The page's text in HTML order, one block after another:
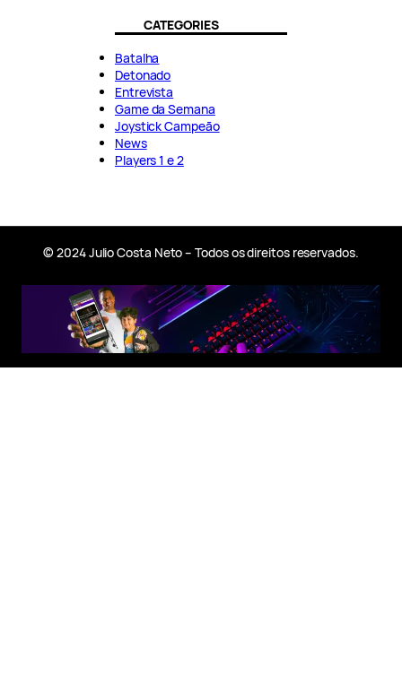
CATEGORIES
Batalha
Detonado
Entrevista
Game da Semana
Joystick Campeão
News
Players 1 e 2
© 2024 Julio Costa Neto – Todos os direitos reservados.